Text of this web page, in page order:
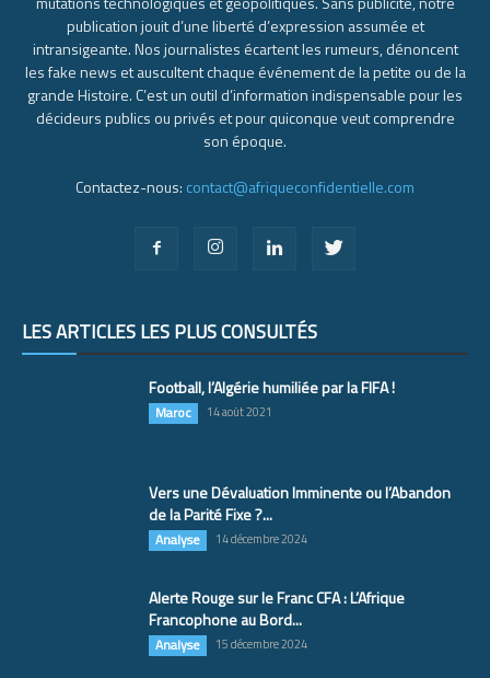
publication jouit d’une liberté d’expression assumée et
intransigeante. Nos journalistes écartent les rumeurs, dénoncent
les fake news et auscultent chaque événement de la petite ou de la
grande Histoire. C’est un outil d’information indispensable pour les
décideurs publics ou privés et pour quiconque veut comprendre
son époque.
Contactez-nous: contact@afriqueconfidentielle.com
LES ARTICLES LES PLUS CONSULTÉS
Football, l’Algérie humiliée par la FIFA !
Maroc 14 août 2021
Vers une Dévaluation Imminente ou l’Abandon
de la Parité Fixe ?...
Analyse 14 décembre 2024
Alerte Rouge sur le Franc CFA : L’Afrique
Francophone au Bord...
Analyse 15 décembre 2024